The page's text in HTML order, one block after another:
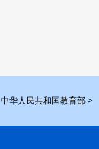
中华人民共和国教育部 >